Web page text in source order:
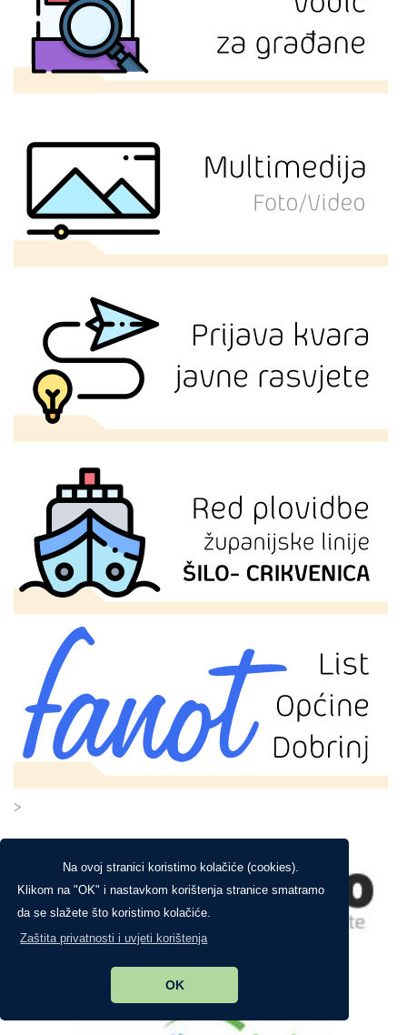
Na ovoj stranici koristimo kolačiće (cookies).
Klikom na "OK" i nastavkom korištenja stranice smatramo
da se slažete što koristimo kolačiće.
Zaštita privatnosti i uvjeti korištenja
OK
>